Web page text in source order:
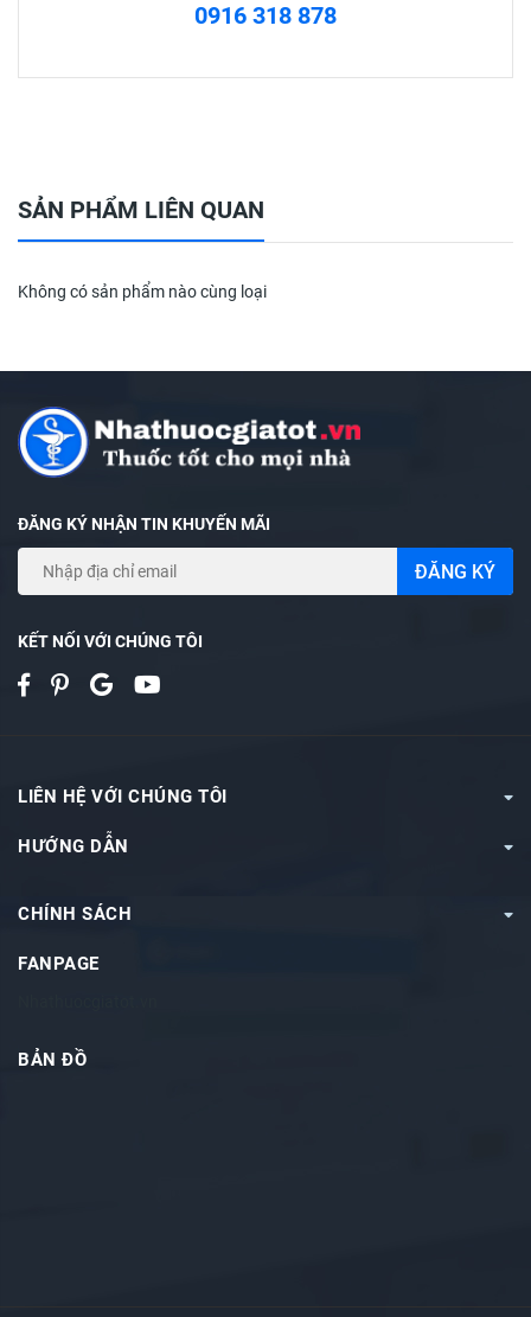
Đọc kỹ hướng dẫn sử dụng trước khi dùng
0916 318 878
SẢN PHẨM LIÊN QUAN
Không có sản phẩm nào cùng loại
ĐĂNG KÝ NHẬN TIN KHUYẾN MÃI
ĐĂNG KÝ
KẾT NỐI VỚI CHÚNG TÔI
LIÊN HỆ VỚI CHÚNG TÔI
HƯỚNG DẪN
CHÍNH SÁCH
FANPAGE
BẢN ĐỒ